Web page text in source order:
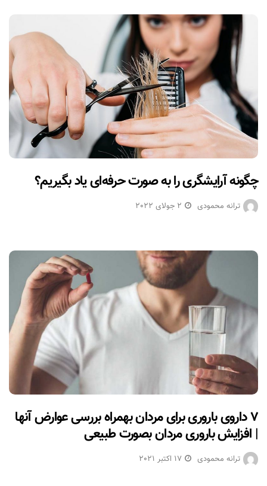
چگونه آرایشگری را به صورت حرفه‌ای یاد بگیریم؟
ترانه محمودی 2 جولای 2022
۷ داروی باروری برای مردان بهمراه بررسی عوارض آنها
| افزایش باروری مردان بصورت طبیعی
ترانه محمودی 17 اکتبر 2021